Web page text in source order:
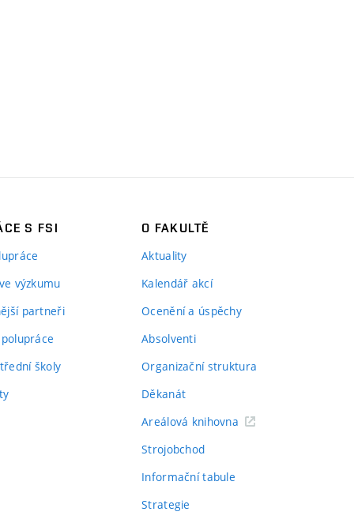
S FSI
výzkumu
partneři
školy
O FAKULTĚ
Aktuality
Kalendář akcí
Ocenění a úspěchy
Absolventi
Organizační struktura
Děkanát
Areálová knihovna
Strojobchod
Informační tabule
Strategie